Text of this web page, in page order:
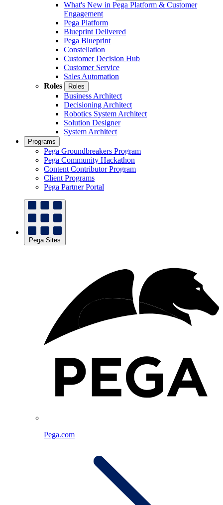
What's New in Pega Platform & Customer
Engagement
Pega Platform
Blueprint Delivered
Pega Blueprint
Constellation
Customer Decision Hub
Customer Service
Sales Automation
Roles
Roles
Business Architect
Decisioning Architect
Robotics System Architect
Solution Designer
System Architect
Programs
Pega Groundbreakers Program
Pega Community Hackathon
Content Contributor Program
Client Programs
Pega Partner Portal
Pega Sites
Pega.com